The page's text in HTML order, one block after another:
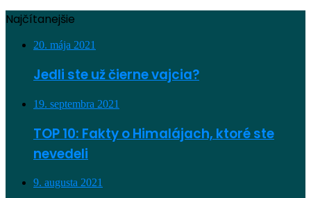
Najčítanejšie
20. mája 2021
Jedli ste už čierne vajcia?
19. septembra 2021
TOP 10: Fakty o Himalájach, ktoré ste
nevedeli
9. augusta 2021